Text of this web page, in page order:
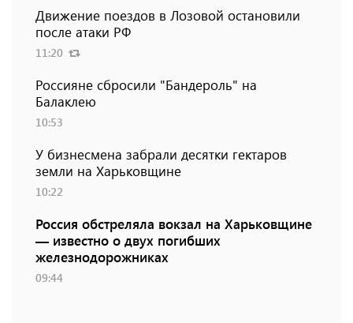
Движение поездов в Лозовой остановили
после атаки РФ
11:20
Россияне сбросили "Бандероль" на
Балаклею
10:53
У бизнесмена забрали десятки гектаров
земли на Харьковщине
10:22
Россия обстреляла вокзал на Харьковщине
— известно о двух погибших
железнодорожниках
09:44